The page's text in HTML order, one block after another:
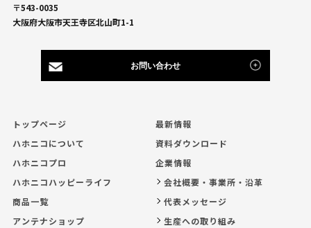
〒543-0035
大阪府大阪市天王寺区北山町1-1
お問い合わせ
トップページ
ハホニコについて
ハホニコプロ
ハホニコハッピーライフ
商品一覧
アンテナショップ
最新情報
資料ダウンロード
企業情報
会社概要・事業所・沿革
代表メッセージ
生産への取り組み